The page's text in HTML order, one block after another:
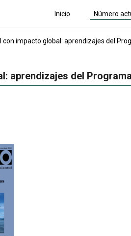
Inicio Número
con impacto global: aprendizajes del
aprendizajes del